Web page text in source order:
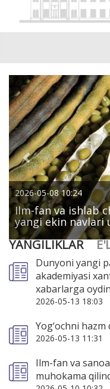
2026-05-08 10:24
Ilm-fan va ishlab
yangi ekin navlari
Previous
YANGILIKLAR
Dunyoni yangi
akademiyasi
xabarlarga
2026-05-13 18:03
Yog‘ochni
2026-05-13 11:31
Ilm-fan va
muhokama